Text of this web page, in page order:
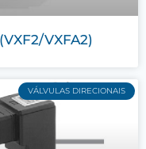
VXFA2)
VÁLVULAS DIRECIONAIS